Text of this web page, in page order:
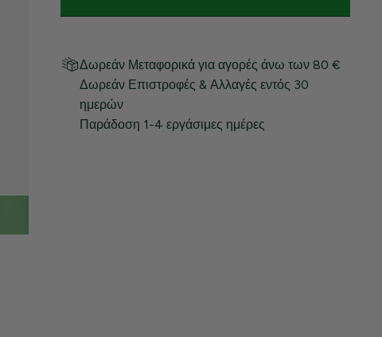
Δωρεάν Μεταφορικά για αγορές άνω των 80 €
Δωρεάν Επιστροφές & Αλλαγές εντός 30
ημερών
Παράδοση 1-4 εργάσιμες ημέρες